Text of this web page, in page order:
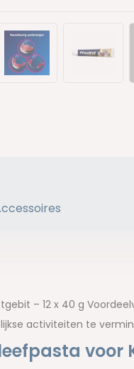
– 12 x 40 g
activiteiten te
voor